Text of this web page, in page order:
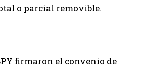
o parcial removible.
firmaron el convenio de